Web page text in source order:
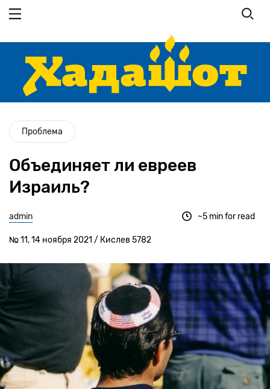
основному
Проблема
Объединяет ли евреев
Израиль?
admin
№ 11, 14 ноября 2021 / Кислев 5782
~5 min for read